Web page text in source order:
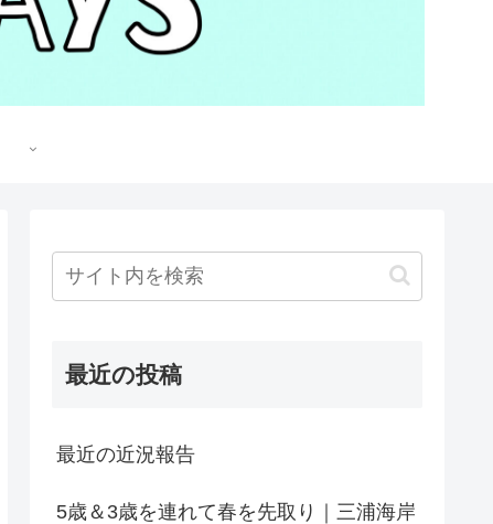
最近の投稿
最近の近況報告
5歳＆3歳を連れて春を先取り｜三浦海岸